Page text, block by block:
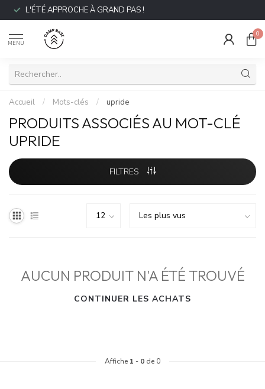
L'ÉTÉ APPROCHE À GRAND PAS !
MENU
0
Accueil / Mots-clés / upride
PRODUITS ASSOCIÉS AU MOT-CLÉ
UPRIDE
FILTRES
AUCUN PRODUIT N'A ÉTÉ TROUVÉ
CONTINUER LES ACHATS
Affiche 1 - 0 de 0